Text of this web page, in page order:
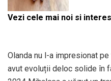
Vezi cele mai noi si
Olanda nu l-a impresionat
avut evoluții deloc solide în